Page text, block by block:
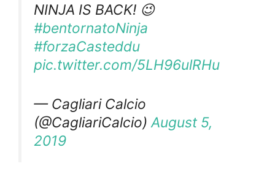
NINJA IS BACK! 😉
#bentornatoNinja
#forzaCasteddu
pic.twitter.com/5LH96ulRHu
— Cagliari Calcio
(@CagliariCalcio)August 5,
2019